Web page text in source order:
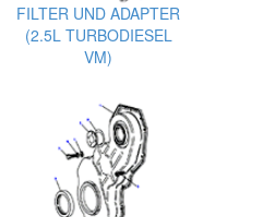
FILTER UND ADAPTER
(2.5L TURBODIESEL
VM)